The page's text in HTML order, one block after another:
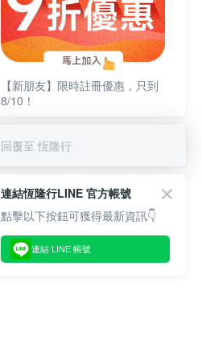
【新朋友】限時註冊優惠，只到
8/10！
回覆至 恆隆行
連結恆隆行LINE 官方帳號
點擊以下按鈕可獲得最新資訊👇
連結 LINE 帳號